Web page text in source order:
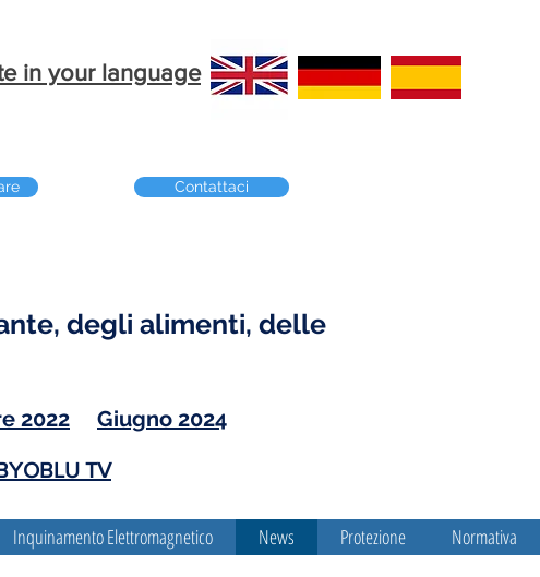
in your language
Contattaci
degli alimenti, delle
2022 Giugno 2024
TV
Inquinamento Elettromagnetico News Protezione Normativa